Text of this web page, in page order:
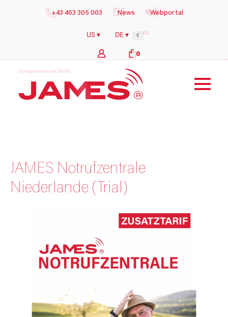
+43 463 305 003 News Webportal
US ▾ DE ▾ € US
0
by il ogs hea t hca re Gm bH
JAMES Notrufzentrale
Niederlande (Trial)